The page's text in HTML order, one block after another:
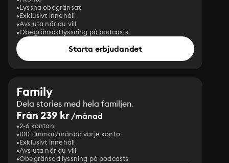
Lyssna obegränsat
Exklusivt innehåll
Avsluta när du vill
Obegränsad lyssning på podcasts
Starta erbjudandet
Family
Dela stories med hela familjen.
Från 239 kr/månad
2-6 konton
100 timmar/månad varje konto
Exklusivt innehåll
Avsluta när du vill
Obegränsad lyssning på podcasts